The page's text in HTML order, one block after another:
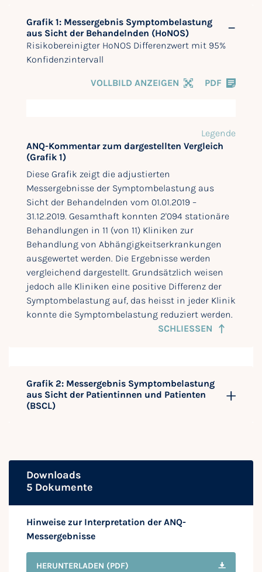
Grafik 1: Messergebnis Symptombelastung
aus Sicht der Behandelnden (HoNOS)
Risikobereinigter HoNOS Differenzwert mit 95%
Konfidenzintervall
VOLLBILD ANZEIGEN PDF
Legende
ANQ-Kommentar zum dargestellten Vergleich
(Grafik 1)
Diese Grafik zeigt die adjustierten
Messergebnisse der Symptombelastung aus
Sicht der Behandelnden vom 01.01.2019 –
31.12.2019. Gesamthaft konnten 2'094 stationäre
Behandlungen in 11 (von 11) Kliniken zur
Behandlung von Abhängigkeitserkrankungen
ausgewertet werden. Die Ergebnisse werden
vergleichend dargestellt. Grundsätzlich weisen
jedoch alle Kliniken eine positive Differenz der
Symptombelastung auf, das heisst in jeder Klinik
konnte die Symptombelastung reduziert werden.
SCHLIESSEN
Grafik 2: Messergebnis Symptombelastung
aus Sicht der Patientinnen und Patienten
(BSCL)
Downloads
5 Dokumente
Hinweise zur Interpretation der ANQ-
Messergebnisse
HERUNTERLADEN (PDF)